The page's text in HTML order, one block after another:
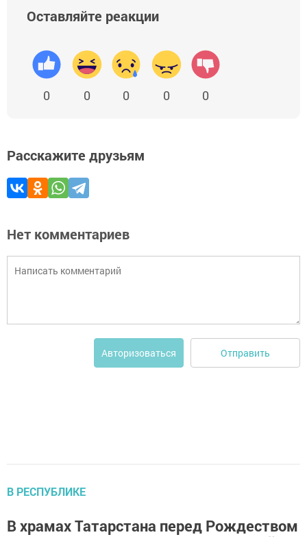
Оставляйте реакции
0 0 0 0 0
Расскажите друзьям
Нет комментариев
Авторизоваться Отправить
В РЕСПУБЛИКЕ
В храмах Татарстана перед Рождеством